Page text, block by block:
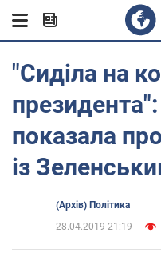
"Сиділа на
показала
із
(Архів) Політика
28.04.2019 21:19